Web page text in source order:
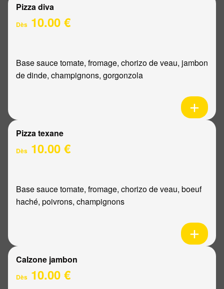
Pizza diva
Dès 10.00 €
Base sauce tomate, fromage, chorizo de veau, jambon
de dinde, champignons, gorgonzola
Pizza texane
Dès 10.00 €
Base sauce tomate, fromage, chorizo de veau, boeuf
haché, poivrons, champignons
Calzone jambon
Dès 10.00 €